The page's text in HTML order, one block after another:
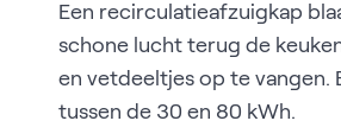
Een recirculatieafzuigkap
schone lucht terug de
en vetdeeltjes op te vangen.
tussen de 30 en 80 kWh.